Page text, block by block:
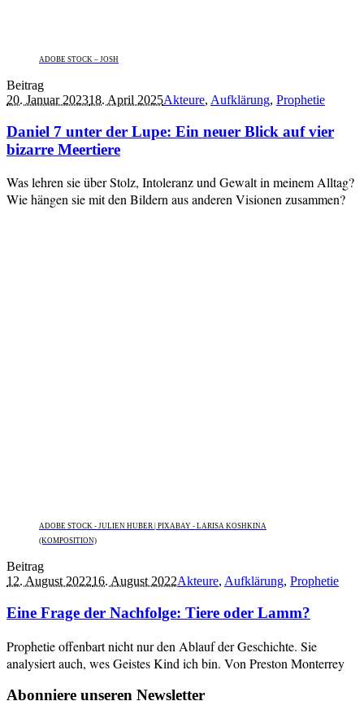
ADOBE STOCK – JOSH
Beitrag
20. Januar 202318. April 2025Akteure, Aufklärung, Prophetie
Daniel 7 unter der Lupe: Ein neuer Blick auf vier
bizarre Meertiere
Was lehren sie über Stolz, Intoleranz und Gewalt in meinem Alltag?
Wie hängen sie mit den Bildern aus anderen Visionen zusammen?
ADOBE STOCK - JULIEN HUBER | PIXABAY - LARISA KOSHKINA
(KOMPOSITION)
Beitrag
12. August 202216. August 2022Akteure, Aufklärung, Prophetie
Eine Frage der Nachfolge: Tiere oder Lamm?
Prophetie offenbart nicht nur den Ablauf der Geschichte. Sie
analysiert auch, wes Geistes Kind ich bin. Von Preston Monterrey
Abonniere unseren Newsletter